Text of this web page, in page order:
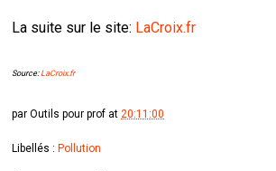
La suite sur le site: LaCroix.fr
Source:LaCroix.fr
parOutils pour prof at20:11:00
Libellés : Pollution